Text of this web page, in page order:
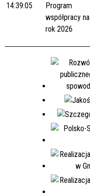
14:39:05
Program
współpracy na
rok 2026